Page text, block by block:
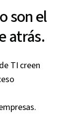
son el
atrás.
TI creen